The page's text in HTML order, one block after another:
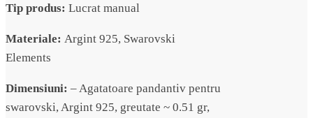
Tip produs: Lucrat manual
Materiale: Argint 925, Swarovski
Elements
Dimensiuni: – Agatatoare pandantiv pentru
swarovski, Argint 925, greutate ~ 0.51 gr,